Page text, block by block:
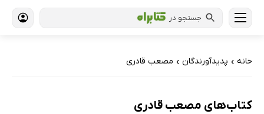
جستجو در
خانه › پدیدآورندگان › مصعب قادری
کتاب‌های مصعب قادری